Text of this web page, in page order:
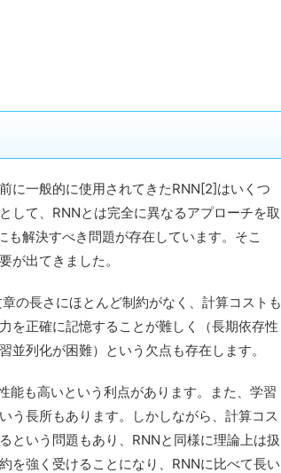
に一般的に使用されてきたRNN[2]はいくつ
して、RNNとは完全に異なるアプローチを取
解決すべき問題が存在しています。そこ
が出てきました。
の長さにほとんど制約がなく、計算コストも
を正確に記憶することが難しく（長期依存性
列化が困難）という欠点も存在します。
も高いという利点があります。また、学習
う長所もあります。しかしながら、計算コス
という問題もあり、RNNと同様に理論上は扱
を強く受けることになり、RNNに比べて長い